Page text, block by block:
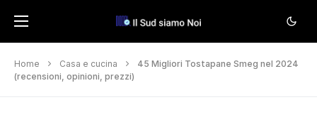
Home Casa e cucina
45 Migliori Tostapane Smeg nel 2024
(recensioni, opinioni, prezzi)